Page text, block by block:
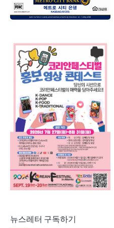
뉴스레터 구독하기